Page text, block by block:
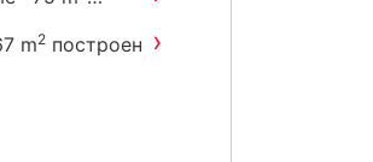
m2 построен ›